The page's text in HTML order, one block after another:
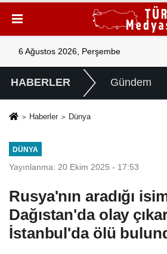
6 Ağustos 2026, Perşembe
HABERLER Gündem
Haberler Dünya
DÜNYA
Yayınlanma: 20 Ekim 2025 - 17:53
Rusya'nın aradığı
Dağıstan'da olay
İstanbul'da ölü